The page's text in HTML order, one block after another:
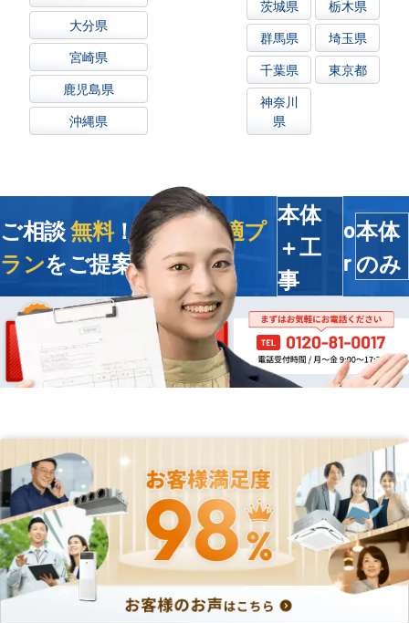
茨城県
栃木県
群馬県
埼玉県
千葉県
東京都
神奈川
県
大分県
宮崎県
鹿児島県
沖縄県
ご相談無料！今すぐ
最適プ
ランをご提案します
本体
＋工
事
o
r
本体
のみ